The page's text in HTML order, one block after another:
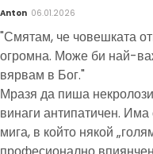
Anton 06.01.2026
"Смятам, че човешката
огромна. Може би най-
вярвам в Бог."
Мразя да пиша
винаги антипатичен.
мига, в който някой